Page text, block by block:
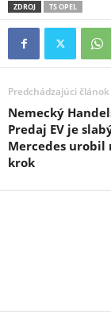
ZDROJ TS OPEL
Predchádzajúci článok
Nemecký
Predaj EV je
Mercedes urobil
krok